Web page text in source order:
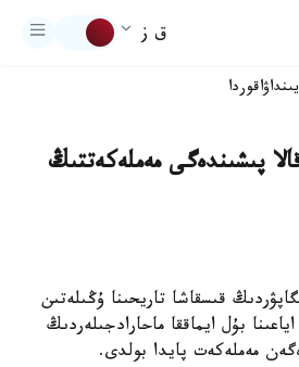
ق ز
اقوردا
پىشىندەگى مەملەكەتتىڭ
قىسقاشا تاريحىنا ۇڭىلەتىن
اياعىنا بۇل ايماققا ماحارادجىلەردىڭ
مەملەكەت پايدا بولدى.